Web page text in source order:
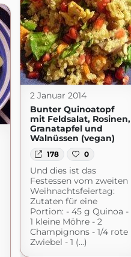
2 Januar 2014
Bunter Quinoatopf
mit Feldsalat, Rosinen,
Granatapfel und
Walnüssen (vegan)
178 0
Und dies ist das
Festessen vom zweiten
Weihnachtsfeiertag:
Zutaten für eine
Portion: - 45 g Quinoa -
1 kleine Möhre - 2
Champignons - 1/4 rote
Zwiebel - 1 (...)